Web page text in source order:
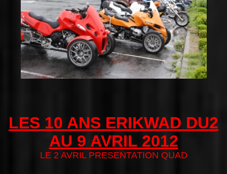
LES 10 ANS ERIKWAD DU2
AU 9 AVRIL 2012
LE 2 AVRIL PRESENTATION QUAD